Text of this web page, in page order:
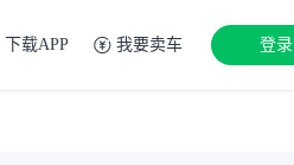
下载APP 我要卖车 登录